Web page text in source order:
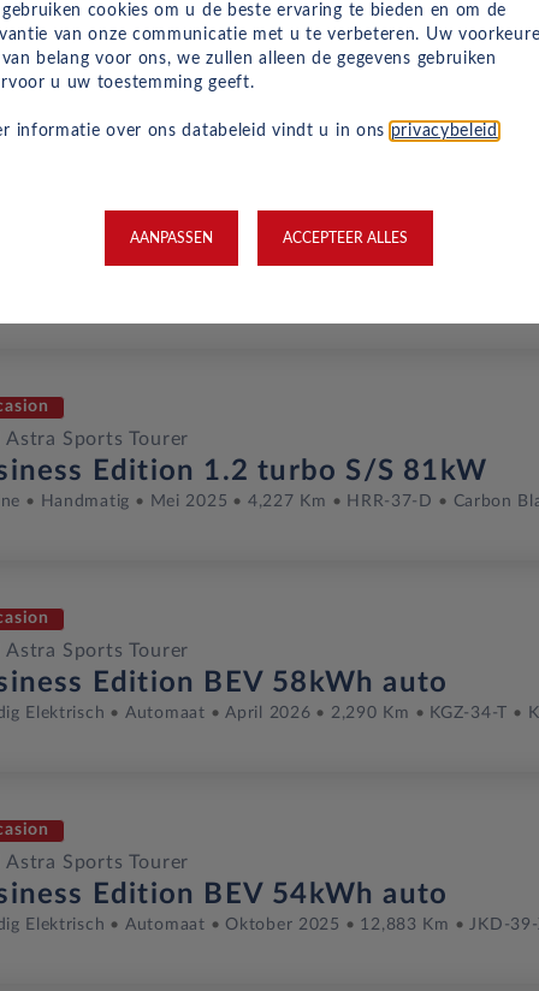
Astra Sports Tourer
Edition 1.2 turbo S/S 81kW
Handmatig Februari 2025
Astra Sports Tourer
1.2 turbo S/S 96kW
Astra Sports Tourer
Edition 1.2 turbo S/S 81kW
Handmatig Mei 2025 4,227 Km HRR-37-D Carbon
Astra Sports Tourer
Edition BEV 58kWh auto
Elektrisch Automaat April 2026 2,290 Km KGZ-34-T
Astra Sports Tourer
Edition BEV 54kWh auto
Elektrisch Automaat Oktober 2025 12,883 Km JKD-
cookies om u de beste ervaring te bieden en om de
van onze communicatie met u te verbeteren. Uw
belang voor ons, we zullen alleen de gegevens gebruiken
u uw toestemming geeft.
informatie over ons databeleid vindt u in ons privacybeleid.
AANPASSEN ACCEPTEER ALLES